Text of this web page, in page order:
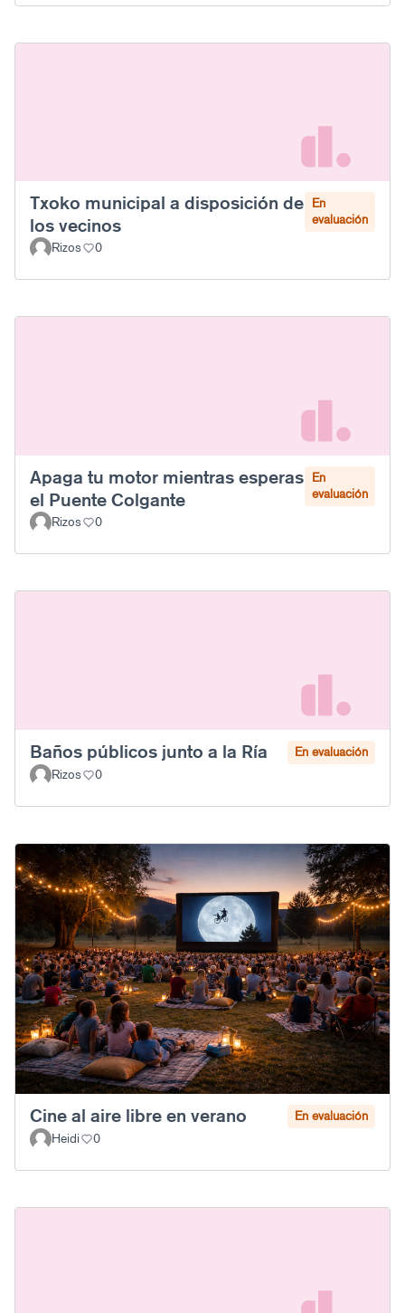
Txoko municipal a disposición de
los vecinos
En
evaluación
Rizos
0
Apaga tu motor mientras esperas
el Puente Colgante
En
evaluación
Rizos
0
Baños públicos junto a la Ría
En evaluación
Rizos
0
Cine al aire libre en verano
En evaluación
Heidi
0